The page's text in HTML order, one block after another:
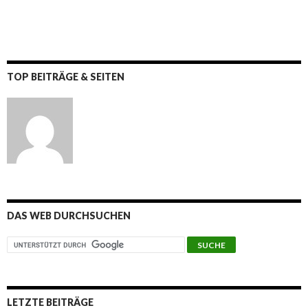
TOP BEITRÄGE & SEITEN
DAS WEB DURCHSUCHEN
LETZTE BEITRÄGE